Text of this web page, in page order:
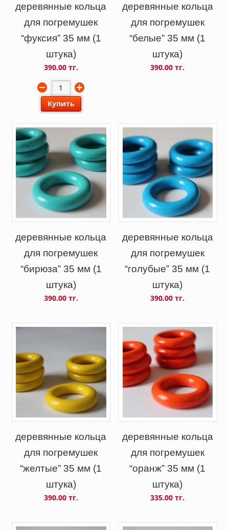
деревянные кольца
для погремушек
“фуксия” 35 мм (1
штука)
390.00 тг.
Купить
деревянные кольца
для погремушек
“белые” 35 мм (1
штука)
390.00 тг.
деревянные кольца
для погремушек
“бирюза” 35 мм (1
штука)
390.00 тг.
деревянные кольца
для погремушек
“голубые” 35 мм (1
штука)
390.00 тг.
деревянные кольца
для погремушек
“желтые” 35 мм (1
штука)
390.00 тг.
деревянные кольца
для погремушек
“оранж” 35 мм (1
штука)
335.00 тг.